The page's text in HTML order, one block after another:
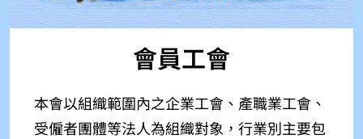
會員工會
本會以組織範圍內之企業工會、產職業工會、
受僱者團體等法人為組織對象，行業別主要包